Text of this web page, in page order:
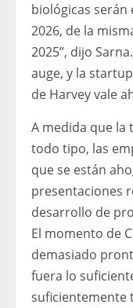
biológicas serán
2026, de la
2025”, dijo Sarna.
auge, y la
de Harvey vale
A medida que la
todo tipo, las
que se están
presentaciones
desarrollo de
El momento de
demasiado
fuera lo
suficientemente